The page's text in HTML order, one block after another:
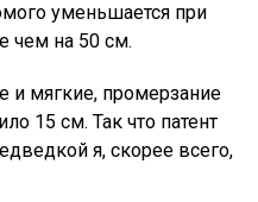
уменьшается при
чем на 50 см.
и мягкие, промерзание
15 см. Так что патент
я, скорее всего,